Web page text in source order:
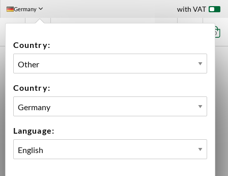
Germany
Country:
Country:
Language:
with VAT
0
SPRAYMALT MEDIUM 500 G